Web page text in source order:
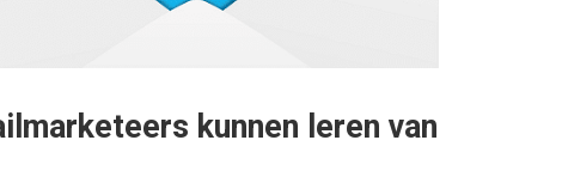
kunnen leren van